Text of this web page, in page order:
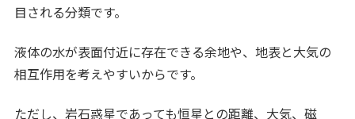
目される分類です。
液体の水が表面付近に存在できる余地や、地表と大気の
相互作用を考えやすいからです。
ただし、岩石惑星であっても恒星との距離、大気、磁